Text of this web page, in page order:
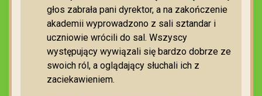
głos zabrała pani dyrektor, a na zakończenie
akademii wyprowadzono z sali sztandar i
uczniowie wrócili do sal. Wszyscy
występujący wywiązali się bardzo dobrze ze
swoich ról, a oglądający słuchali ich z
zaciekawieniem.